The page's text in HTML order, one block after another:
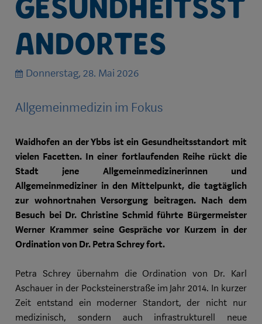
andortes
Donnerstag, 28. Mai 2026
Allgemeinmedizin im Fokus
Waidhofen an der Ybbs ist ein Gesundheitsstandort mit
vielen Facetten. In einer fortlaufenden Reihe rückt die
Stadt jene Allgemeinmedizinerinnen und
Allgemeinmediziner in den Mittelpunkt, die tagtäglich
zur wohnortnahen Versorgung beitragen. Nach dem
Besuch bei Dr. Christine Schmid führte Bürgermeister
Werner Krammer seine Gespräche vor Kurzem in der
Ordination von Dr. Petra Schrey fort.
Petra Schrey übernahm die Ordination von Dr. Karl
Aschauer in der Pocksteinerstraße im Jahr 2014. In kurzer
Zeit entstand ein moderner Standort, der nicht nur
medizinisch, sondern auch infrastrukturell neue